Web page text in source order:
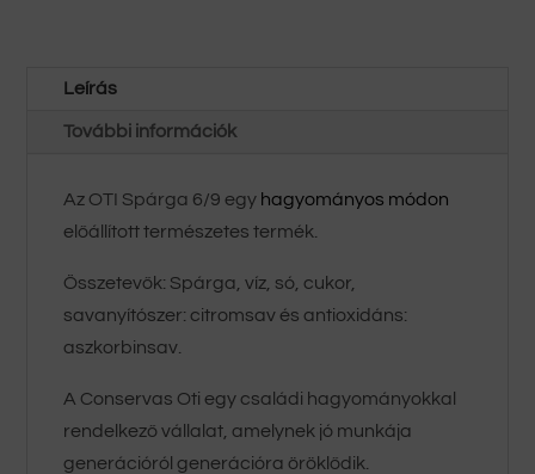
Leírás
További információk
Az OTI Spárga 6/9 egy hagyományos módon
előállított természetes termék.
Összetevők: Spárga, víz, só, cukor,
savanyítószer: citromsav és antioxidáns:
aszkorbinsav.
A Conservas Oti egy családi hagyományokkal
rendelkező vállalat, amelynek jó munkája
generációról generációra öröklődik.